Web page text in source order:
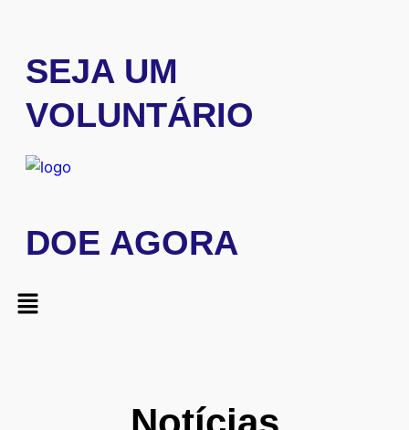
SEJA UM
VOLUNTÁRIO
DOE AGORA